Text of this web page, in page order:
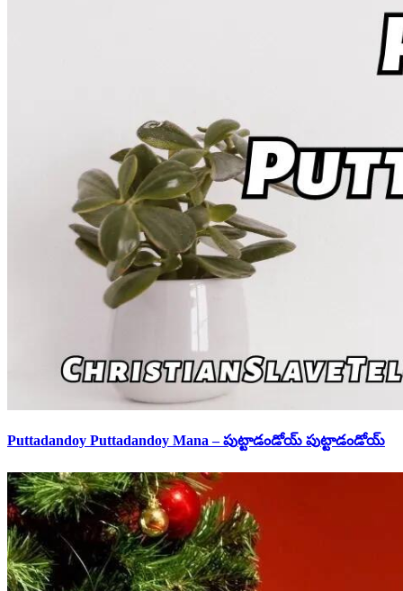
Puttadandoy Puttadandoy Mana – పుట్టాడండోయ్ పుట్టాడండోయ్